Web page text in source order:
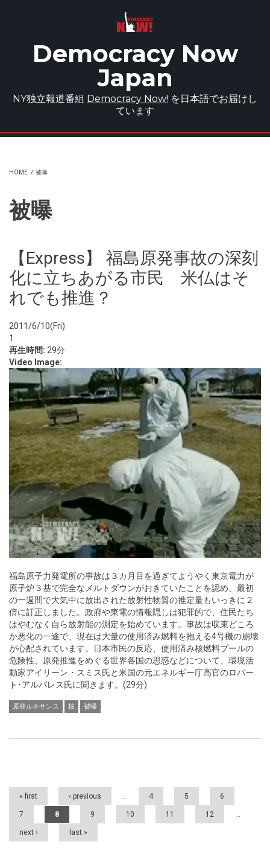
Democracy Now
Japan
NY独立報道番組 Democracy Now! を日本語でお届けし
ています
HOME / 被曝
被曝
【Express】 福島原発事故の深刻
化に立ちあがる市民 米仏はそ
れでも推進？
2011/6/10(Fri)
1
再生時間: 29分
Video Image:
福島原子力発電所の事故は３カ月目を過ぎてようやく東京電力が
原子炉３基で完全なメルトダウンがおきていたことを認め、最初
の一週間で大気中に放出された放射性物質の推定量もいっきに２
倍に訂正しました。政府や東電の情報隠しは犯罪的で、住民たち
はやむなく自ら放射能の測定を始めています。事故は収束どころ
か悪化の一途で、現在は大量の使用済み燃料を抱える4号機の崩壊
が心配されています。日本市民の反応、使用済み核燃料プールの
危険性、原発推進をめぐる世界各国の思惑などについて、環境活
動家アイリーン・スミス氏と米国の元エネルギー庁高官のロバー
ト･アルバレス氏に聞きます。(29分)
原発ルネサンス 核 被曝
Pages
« first ‹ previous 4 5 6
7 8 9 10 11 12
next › last »